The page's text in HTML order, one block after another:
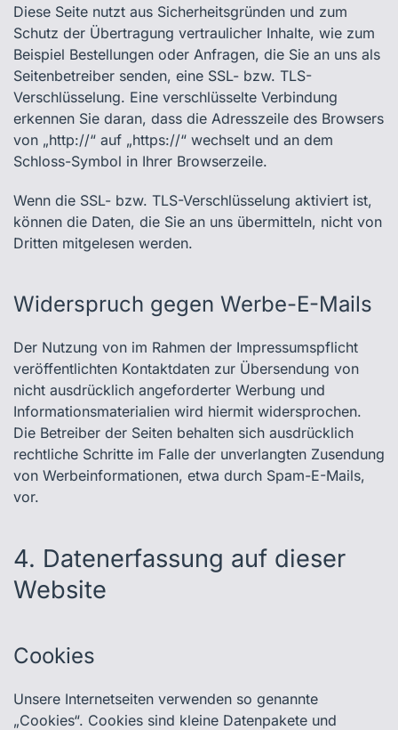
Diese Seite nutzt aus Sicherheitsgründen und zum
Schutz der Übertragung vertraulicher Inhalte, wie zum
Beispiel Bestellungen oder Anfragen, die Sie an uns als
Seitenbetreiber senden, eine SSL- bzw. TLS-
Verschlüsselung. Eine verschlüsselte Verbindung
erkennen Sie daran, dass die Adresszeile des Browsers
von „http://“ auf „https://“ wechselt und an dem
Schloss-Symbol in Ihrer Browserzeile.
Wenn die SSL- bzw. TLS-Verschlüsselung aktiviert ist,
können die Daten, die Sie an uns übermitteln, nicht von
Dritten mitgelesen werden.
Widerspruch gegen Werbe-E-Mails
Der Nutzung von im Rahmen der Impressumspflicht
veröffentlichten Kontaktdaten zur Übersendung von
nicht ausdrücklich angeforderter Werbung und
Informationsmaterialien wird hiermit widersprochen.
Die Betreiber der Seiten behalten sich ausdrücklich
rechtliche Schritte im Falle der unverlangten Zusendung
von Werbeinformationen, etwa durch Spam-E-Mails,
vor.
4. Datenerfassung auf dieser
Website
Cookies
Unsere Internetseiten verwenden so genannte
„Cookies“. Cookies sind kleine Datenpakete und